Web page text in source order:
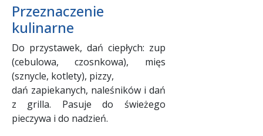
Przeznaczenie
kulinarne
Do przystawek, dań ciepłych: zup
(cebulowa, czosnkowa), mięs
(sznycle, kotlety), pizzy,
dań zapiekanych, naleśników i dań
z grilla. Pasuje do świeżego
pieczywa i do nadzień.